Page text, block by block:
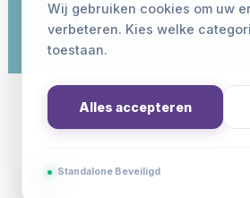
Website door
Actueel : Onderzoek naar
toegankelijkheid binnen
sportverenigingen
Volg ons : op LinkedIn
nieuwtjes!
Wij gebruiken cookies om uw
verbeteren. Kies welke
toestaan.
Alles accepteren
Standalone Beveiligd